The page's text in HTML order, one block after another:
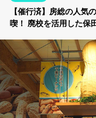
【催行済】房総の人気
喫！ 廃校を活用した保